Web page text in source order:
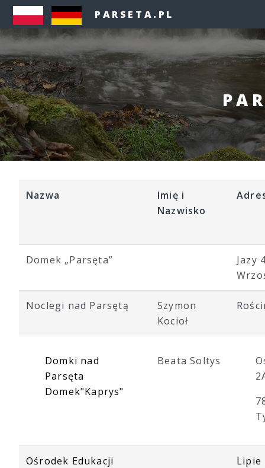
PARSETA.PL
Nazwa
Imię i
Nazwisko
Domek „Parsęta”
Jazy
Noclegi nad Parsętą
Szymon
Kocioł
Domki nad
Parsęta
Domek"Kaprys"
Beata Soltys
Ośrodek Edukacji
Lipie